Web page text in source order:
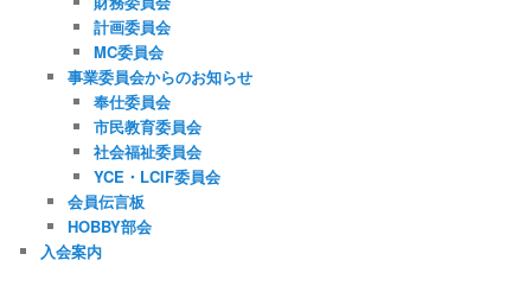
計画委員会
MC委員会
事業委員会からのお知らせ
奉仕委員会
市民教育委員会
社会福祉委員会
YCE・LCIF委員会
会員伝言板
HOBBY部会
入会案内